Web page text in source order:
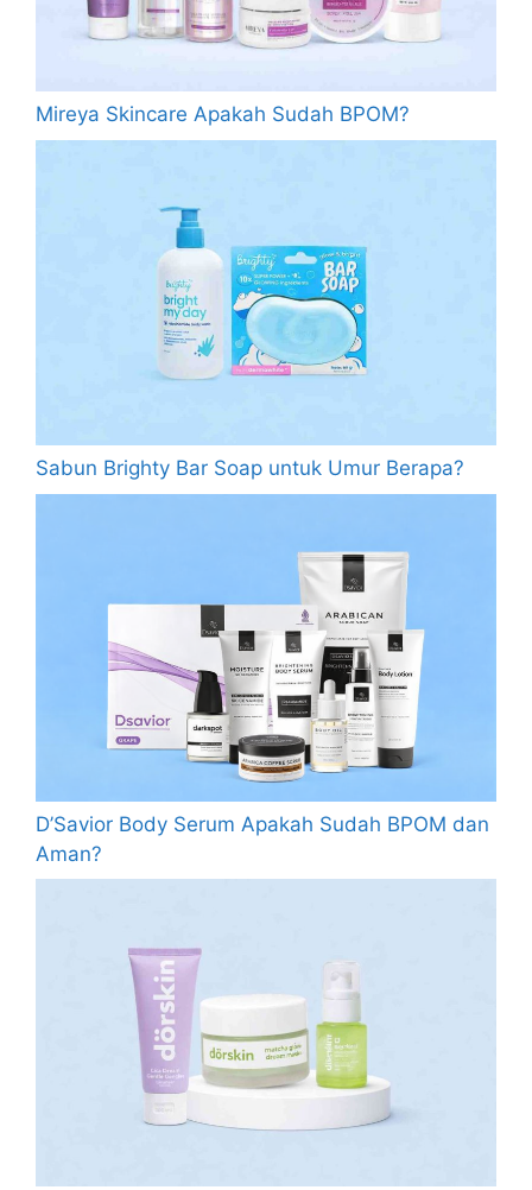
Mireya Skincare Apakah Sudah BPOM?
Sabun Brighty Bar Soap untuk Umur Berapa?
D’Savior Body Serum Apakah Sudah BPOM dan
Aman?